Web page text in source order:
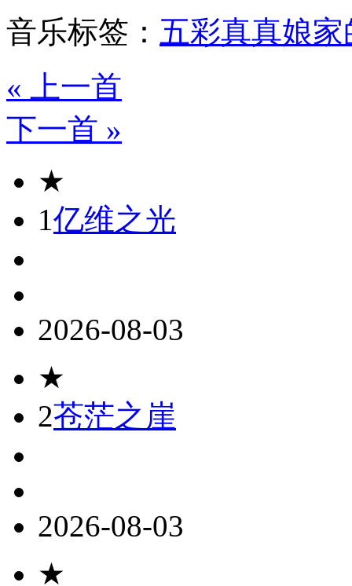
音乐标签： 五彩真真娘家
« 上一首
下一首 »
★
1亿维之光
2026-08-03
★
2苍茫之崖
2026-08-03
★